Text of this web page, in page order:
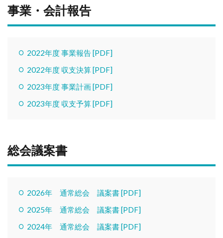
事業・会計報告
2022年度 事業報告 [PDF]
2022年度 収支決算 [PDF]
2023年度 事業計画 [PDF]
2023年度 収支予算 [PDF]
総会議案書
2026年 通常総会 議案書 [PDF]
2025年 通常総会 議案書 [PDF]
2024年 通常総会 議案書 [PDF]